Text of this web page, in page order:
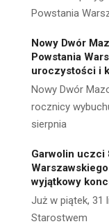
Powstania
Nowy Dwór
Powstania
uroczystości i
Nowy Dwór
rocznicy
sierpnia
Garwolin uczci
wyjątkowy
Już w piątek, 31
Starostwem